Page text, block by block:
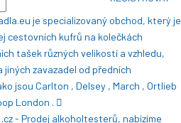
je specializovaný obchod, který je
cestovních kufrů na kolečkách
tašek různých velikostí a vzhledu,
zavazadel od předních
jsou Carlton , Delsey , March , Ortlieb
London .
- Prodej alkoholtesterů, nabízíme